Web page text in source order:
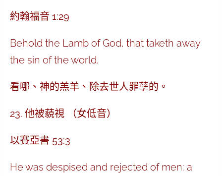
約翰福音 1:29
Behold the Lamb of God, that taketh away
the sin of the world.
看哪、神的羔羊、除去世人罪孽的。
23. 他被藐視 （女低音）
以賽亞書 53:3
He was despised and rejected of men: a